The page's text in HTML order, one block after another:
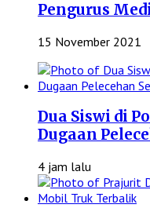
Pengurus
15 November 2021
Dua Siswi di
Dugaan
4 jam lalu